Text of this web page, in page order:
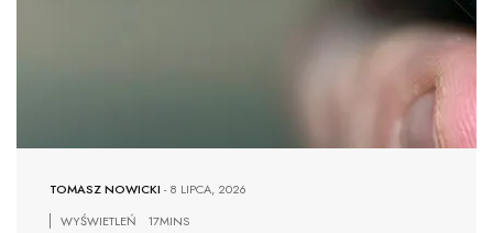
TOMASZ NOWICKI -8 LIPCA, 2026
WYŚWIETLEŃ
17MINS